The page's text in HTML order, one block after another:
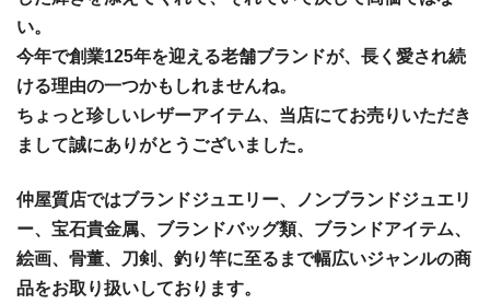
い。
今年で創業125年を迎える老舗ブランドが、長く愛され続
ける理由の一つかもしれませんね。
ちょっと珍しいレザーアイテム、当店にてお売りいただき
まして誠にありがとうございました。
仲屋質店ではブランドジュエリー、ノンブランドジュエリ
ー、宝石貴金属、ブランドバッグ類、ブランドアイテム、
絵画、骨董、刀剣、釣り竿に至るまで幅広いジャンルの商
品をお取り扱いしております。